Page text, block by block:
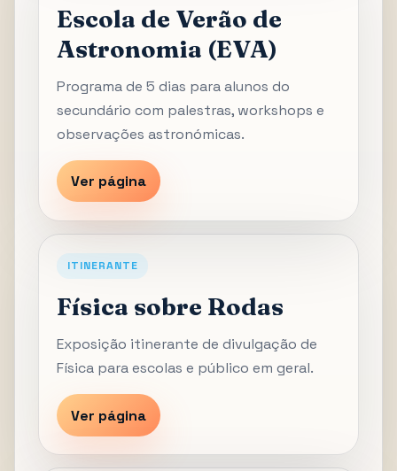
Escola de Verão de
Astronomia (EVA)
Programa de 5 dias para alunos do
secundário com palestras, workshops e
observações astronómicas.
Ver página
ITINERANTE
Física sobre Rodas
Exposição itinerante de divulgação de
Física para escolas e público em geral.
Ver página